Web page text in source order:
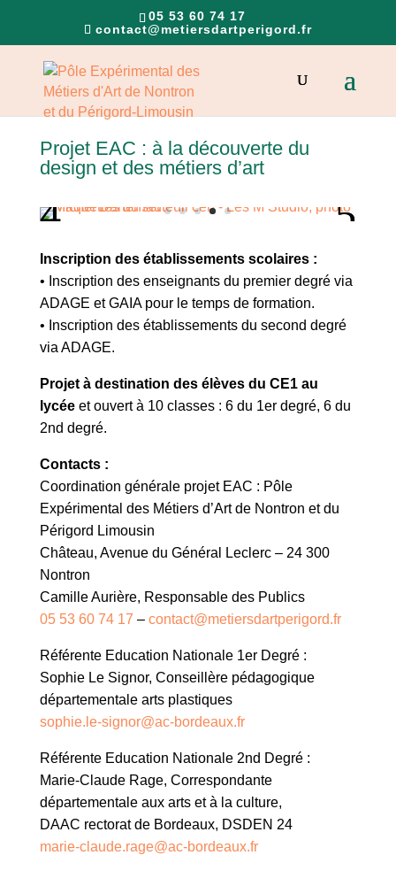
05 53 60 74 17
contact@metiersdartperigord.fr
Projet EAC : à la découverte du
design et des métiers d’art
Inscription des établissements scolaires :
• Inscription des enseignants du premier degré via
ADAGE et GAIA pour le temps de formation.
• Inscription des établissements du second degré
via ADAGE.
Projet à destination des élèves du CE1 au
lycéeet ouvert à 10 classes : 6 du 1er degré, 6 du
2nd degré.
Contacts :
Coordination générale projet EAC : Pôle
Expérimental des Métiers d’Art de Nontron et du
Périgord Limousin
Château, Avenue du Général Leclerc – 24 300
Nontron
Camille Aurière, Responsable des Publics
05 53 60 74 17 – contact@metiersdartperigord.fr
Référente Education Nationale 1er Degré :
Sophie Le Signor, Conseillère pédagogique
départementale arts plastiques
sophie.le-signor@ac-bordeaux.fr
Référente Education Nationale 2nd Degré :
Marie-Claude Rage, Correspondante
départementale aux arts et à la culture,
DAAC rectorat de Bordeaux, DSDEN 24
marie-claude.rage@ac-bordeaux.fr